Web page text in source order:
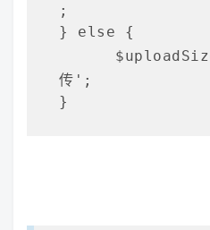
;
} else {
传';
}